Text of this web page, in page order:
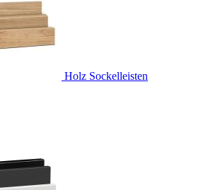
Holz Sockelleisten